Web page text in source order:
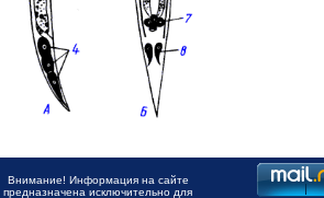
Внимание! Информация на сайте
предназначена исключительно для